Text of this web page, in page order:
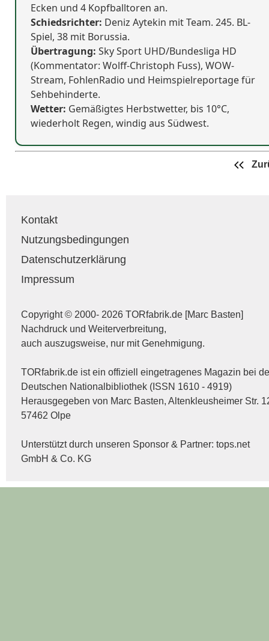
Ecken und 4 Kopfballtoren an.
Schiedsrichter: Deniz Aytekin mit Team. 245. BL-
Spiel, 38 mit Borussia.
Übertragung: Sky Sport UHD/Bundesliga HD
(Kommentator: Wolff-Christoph Fuss), WOW-
Stream, FohlenRadio und Heimspielreportage für
Sehbehinderte.
Wetter: Gemäßigtes Herbstwetter, bis 10°C,
wiederholt Regen, windig aus Südwest.
Kontakt
Nutzungsbedingungen
Datenschutzerklärung
Impressum
Copyright © 2000- 2026 TORfabrik.de [Marc Basten]
Nachdruck und Weiterverbreitung,
auch auszugsweise, nur mit Genehmigung.
TORfabrik.de ist ein offiziell eingetragenes Magazin bei
Deutschen Nationalbibliothek (ISSN 1610 - 4919)
Herausgegeben von Marc Basten, Altenkleusheimer Str.
57462 Olpe
Unterstützt durch unseren Sponsor & Partner: tops.net
GmbH & Co. KG